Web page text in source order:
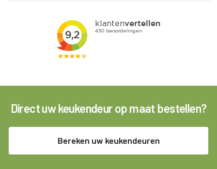
Direct uw keukendeur op maat bestellen?
Bereken uw keukendeuren